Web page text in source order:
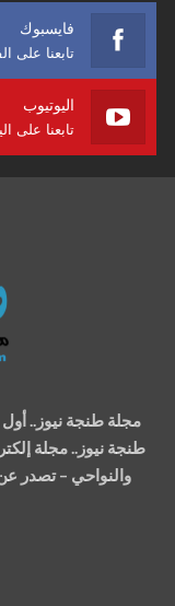
فايسبوك
تابعنا على
اليوتيوب
تابعنا على
مجلة طنجة نيوز.. أول
طنجة نيوز.. مجلة
والنواحي – تصدر